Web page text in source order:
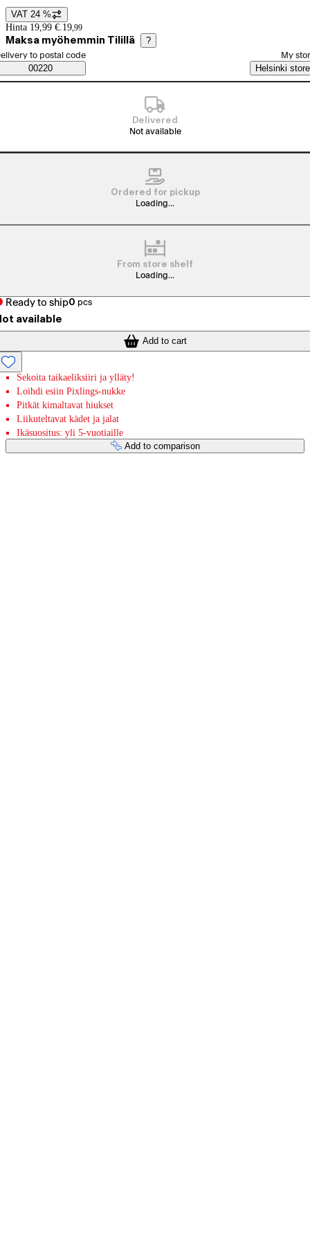
Price details
VAT 24 %
Hinta 19,99 €. 19,99
Maksa myöhemmin Tilillä ?
Saatavuustiedot
order method
to postal code
00220
My
Helsinki store
Delivered
Not available
Ordered for pickup
Loading...
From store shelf
Loading...
Ready to ship0 pcs
available
Add to cart
Sekoita taikaeliksiiri ja ylläty!
Loihdi esiin Pixlings-nukke
Pitkät kimaltavat hiukset
Liikuteltavat kädet ja jalat
Ikäsuositus: yli 5-vuotiaille
Add to comparison